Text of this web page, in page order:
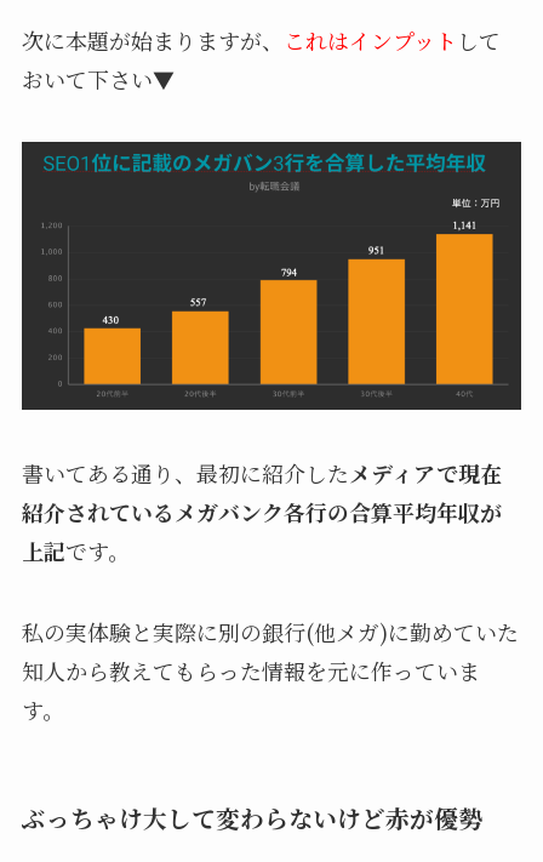
次に本題が始まりますが、 これはインプット して
おいて下さい▼
書いてある通り、最初に紹介したメディアで現在
紹介されているメガバンク各行の合算平均年収が
上記です。
私の実体験と実際に別の銀行(他メガ)に勤めていた
知人から教えてもらった情報を元に作っていま
す。
ぶっちゃけ大して変わらないけど赤が優勢